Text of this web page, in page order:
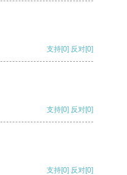
支持[0] 反对[0]
支持[0] 反对[0]
支持[0] 反对[0]